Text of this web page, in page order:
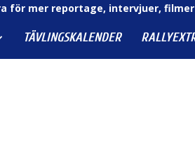
för mer reportage, intervjuer,
TÄVLINGSKALENDER